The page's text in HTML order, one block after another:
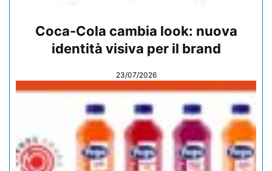
Coca-Cola cambia look: nuova
identità visiva per il brand
23/07/2026